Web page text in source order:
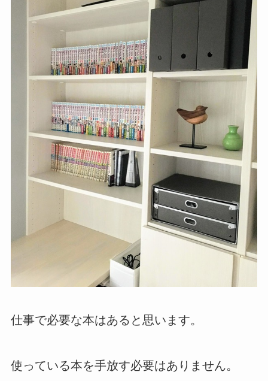
仕事で必要な本はあると思います。
使っている本を手放す必要はありません。